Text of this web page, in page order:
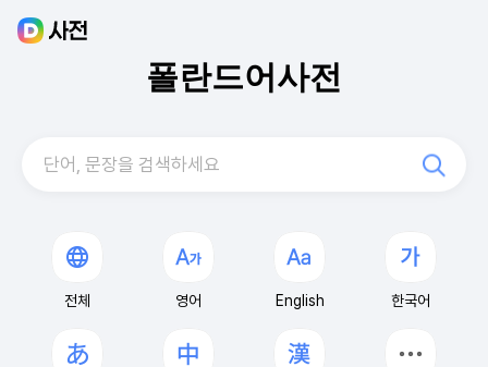
폴란드어사전
단어, 문장을 검색하세요
전체 영어 English 한국어